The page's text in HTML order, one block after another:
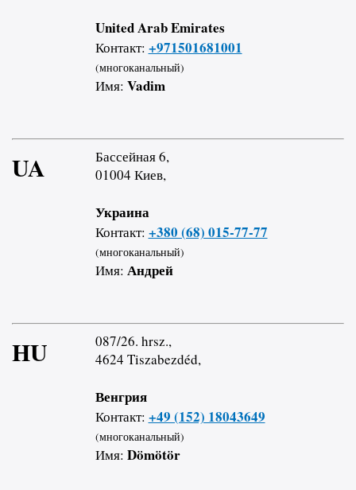
United Arab Emirates
Контакт: +971501681001
(многоканальный)
Имя: Vadim
UA
Бассейная 6,
01004 Киев,
Украина
Контакт: +380 (68) 015-77-77
(многоканальный)
Имя: Андрей
HU
087/26. hrsz.,
4624 Tiszabezdéd,
Венгрия
Контакт: +49 (152) 18043649
(многоканальный)
Имя: Dömötör